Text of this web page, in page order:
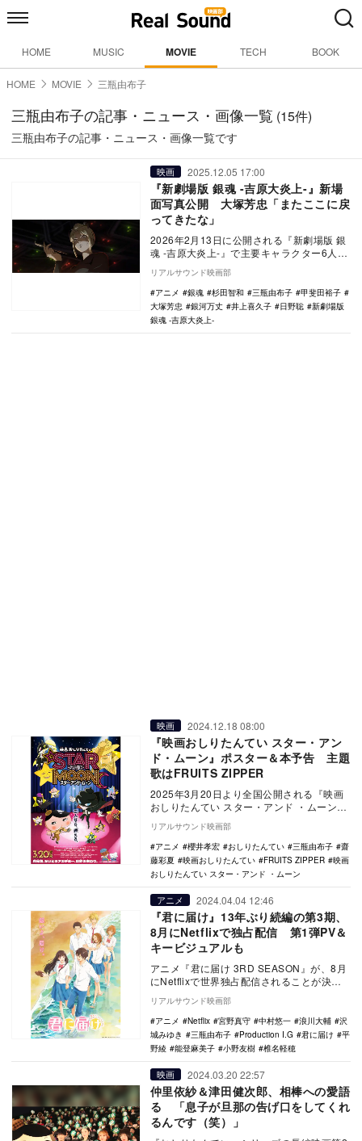
HOME MUSIC MOVIE TECH BOOK
HOME MOVIE 三瓶由布子
三瓶由布子の記事・ニュース・画像一覧 (15件)
三瓶由布子の記事・ニュース・画像一覧です
映画 2025.12.05 17:00
『新劇場版 銀魂 -吉原大炎上-』新場
面写真公開 大塚芳忠「またここに戻
ってきたな」
2026年2月13日に公開される『新劇場版 銀
魂 -吉原大炎上-』で主要キャラクター6人を
演じる甲斐田裕子、三瓶由布子、井上喜
久…
リアルサウンド映画部
アニメ
銀魂 杉田智和 三瓶由布子
甲斐田裕子
大塚芳忠
銀河万丈 井上喜久子 日野聡
新劇場版
銀魂 -吉原大炎上-
映画 2024.12.18 08:00
『映画おしりたんてい スター・アン
ド・ムーン』ポスター＆本予告 主題
歌はFRUITS ZIPPER
2025年3月20日より全国公開される『映画
おしりたんてい スター・アンド ・ムーン』
のポスタービジュアルと本予告が公開され
た。…
リアルサウンド映画部
アニメ
櫻井孝宏 おしりたんてい 三瓶由布子
齋
藤彩夏
映画おしりたんてい FRUITS ZIPPER
映画
おしりたんてい スター・アンド ・ムーン
アニメ 2024.04.04 12:46
『君に届け』13年ぶり続編の第3期、
8月にNetflixで独占配信 第1弾PV＆
キービジュアルも
アニメ『君に届け 3RD SEASON』が、8月
にNetflixで世界独占配信されることが決
定。あわせて第1弾PVとキービジュア…
リアルサウンド映画部
アニメ
Netflix 宮野真守 中村悠一 浪川大輔
沢
城みゆき
三瓶由布子 Production I.G 君に届け
平
野綾
能登麻美子 小野友樹 椎名軽穂
映画 2024.03.20 22:57
仲里依紗＆津田健次郎、相棒への愛語
る 「息子が旦那の告げ口をしてくれ
るんです（笑）」